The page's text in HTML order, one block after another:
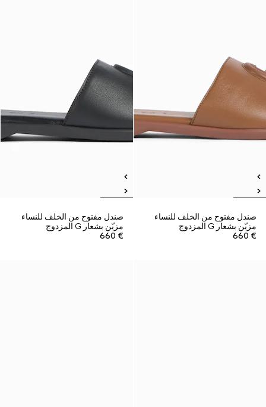
صندل مفتوح من الخلف للنساء
مزيّن بشعار G المزدوج
€ 660
صندل مفتوح من الخلف للنساء
مزيّن بشعار G المزدوج
€ 660